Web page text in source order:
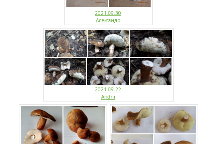
2021.09.30
Александр
2021.09.22
Andrii